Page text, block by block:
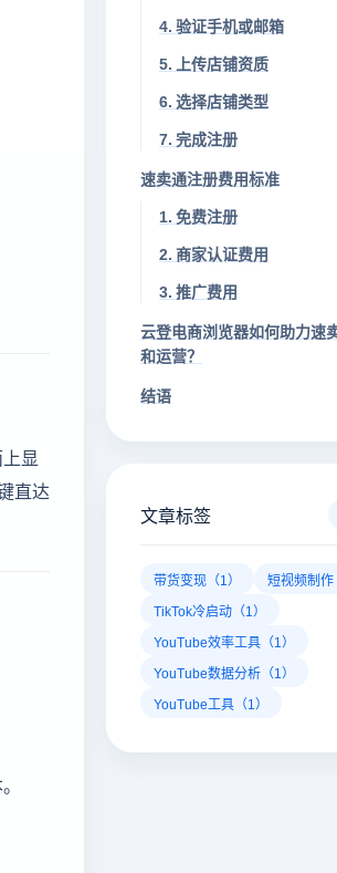
显
直达
4. 验证手机或邮箱
5. 上传店铺资质
6. 选择店铺类型
7. 完成注册
速卖通注册费用标准
1. 免费注册
2. 商家认证费用
3. 推广费用
云登电商浏览器如何助力速
和运营？
结语
文章标签
带货变现（1）
短视频制作
TikTok冷启动（1）
YouTube效率工具（1）
YouTube数据分析（1）
YouTube工具（1）